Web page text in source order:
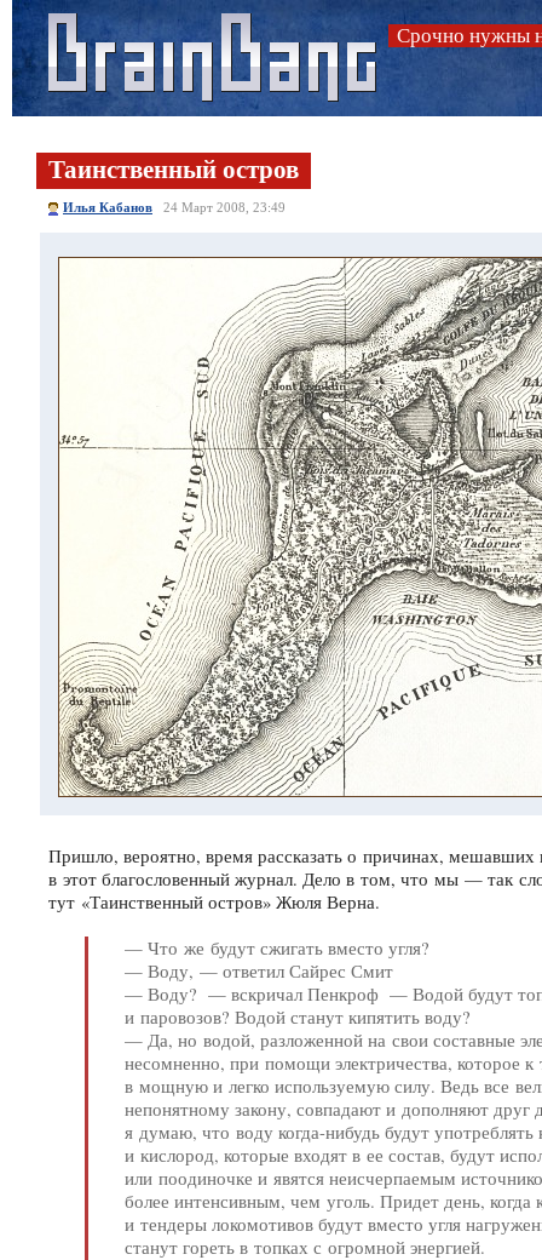
Срочно нужны
Таинственный остров
Илья Кабанов 24 Март 2008, 23:49
Пришло, вероятно, время рассказать о причинах, мешавших
в этот благословенный журнал. Дело в том, что мы — так
тут «Таинственный остров» Жюля Верна.
— Что же будут сжигать вместо угля?
— Воду, — ответил Сайрес Смит
— Воду? — вскричал Пенкроф — Водой будут
и паровозов? Водой станут кипятить воду?
— Да, но водой, разложенной на свои составные
несомненно, при помощи электричества, которое к
в мощную и легко используемую силу. Ведь все
непонятному закону, совпадают и дополняют друг
я думаю, что воду когда-нибудь будут
и кислород, которые входят в ее состав, будут
или поодиночке и явятся неисчерпаемым
более интенсивным, чем уголь. Придет день, когда
и тендеры локомотивов будут вместо угля
станут гореть в топках с огромной энергией.